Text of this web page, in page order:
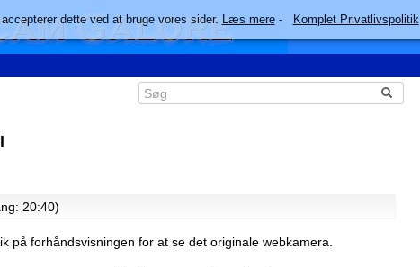
20:40)
på forhåndsvisningen for at se det originale webkamera.
dette ved at bruge vores sider.Læs mere- Komplet Privatlivspolitik